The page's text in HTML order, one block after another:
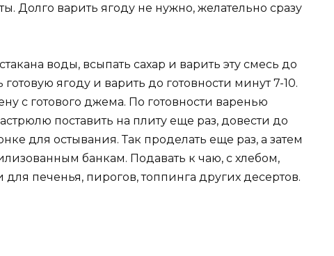
Долго варить ягоду не нужно, желательно сразу
воды, всыпать сахар и варить эту смесь до
ягоду и варить до готовности минут 7-10.
с готового джема. По готовности варенью
поставить на плиту еще раз, довести до
для остывания. Так проделать еще раз, а затем
банкам. Подавать к чаю, с хлебом,
для печенья, пирогов, топпинга других десертов.